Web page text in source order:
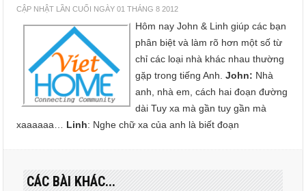
CẬP NHẬT LẦN CUỐI NGÀY 01 THÁNG 8 2012
Hôm nay John & Linh giúp các bạn
phân biệt và làm rõ hơn một số từ
chỉ các loại nhà khác nhau thường
gặp trong tiếng Anh.John: Nhà
anh, nhà em, cách hai đoạn đường
dài Tuy xa mà gần tuy gần mà
xaaaaaa… Linh: Nghe chữ xa của anh là biết đoạn
CÁC BÀI KHÁC...